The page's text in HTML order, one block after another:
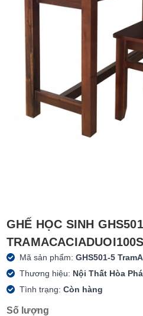
GHẾ HỌC SINH
Mã sản phẩm:GHS501-5
Thương hiệu: Nội Thất Hòa
Tình trạng:Còn hàng
Số lượng